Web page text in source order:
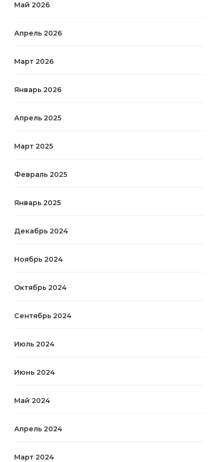
Май 2026
Апрель 2026
Март 2026
Январь 2026
Апрель 2025
Март 2025
Февраль 2025
Январь 2025
Декабрь 2024
Ноябрь 2024
Октябрь 2024
Сентябрь 2024
Июль 2024
Июнь 2024
Май 2024
Апрель 2024
Март 2024